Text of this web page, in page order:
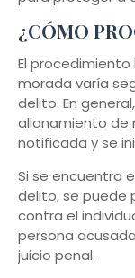
¿CÓMO
El
morada varía
delito. En
allanamiento de
notificada y se
Si se encuentra
delito, se puede
contra el
persona
juicio penal.